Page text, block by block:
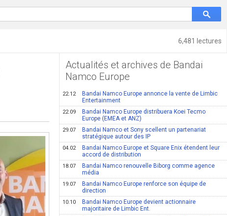
6,481 lectures
Actualités et archives de Bandai
Namco Europe
22.12
Bandai Namco Europe annonce la vente de Limbic
Entertainment
22.09
Bandai Namco Europe distribuera Koei Tecmo
Europe (EMEA et ANZ)
29.07
Bandai Namco et Sony scellent un partenariat
stratégique autour des IP
04.02
Bandai Namco Europe et Square Enix étendent leur
accord de distribution
18.07
Bandai Namco renouvelle Biborg comme agence
média
19.07
Bandai Namco Europe renforce son équipe de
direction
10.10
Bandai Namco Europe devient actionnaire
majoritaire de Limbic Ent.